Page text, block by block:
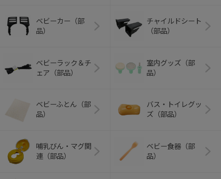
ベビーカー（部
品）
チャイルドシート
（部品）
ベビーラック＆チ
ェア（部品）
室内グッズ（部
品）
ベビーふとん（部
品）
バス・トイレグッ
ズ（部品）
哺乳びん・マグ関
連（部品）
ベビー食器（部
品）